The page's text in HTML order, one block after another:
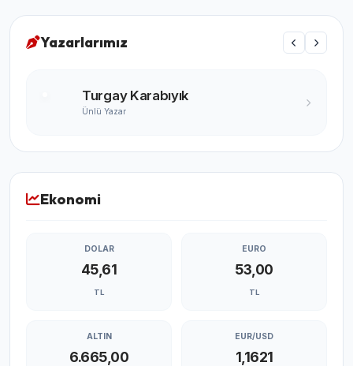
Yazarlarımız
Turgay Karabıyık
Ünlü Yazar
Ekonomi
DOLAR
45,61
TL
EURO
53,00
TL
ALTIN
6.665,00
EUR/USD
1,1621